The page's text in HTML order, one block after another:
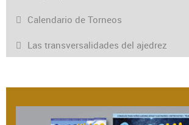
Calendario de Torneos
Las transversalidades del ajedrez